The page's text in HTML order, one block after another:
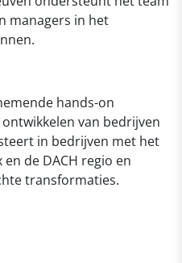
managers in het
hands-on
van bedrijven
in bedrijven met het
de DACH regio en
transformaties.